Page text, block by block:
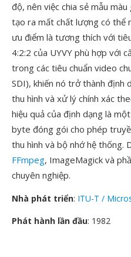
độ, nên việc chia sẻ mẫu
tạo ra mất chất lượng có thể
ưu điểm là tương thích với
4:2:2 của UYVY phù hợp với
trong các tiêu chuẩn video
SDI), khiến nó trở thành định
thu hình và xử lý chính xác
hiệu quả của định dạng là
byte đóng gói cho phép
thu hình và bộ nhớ hệ thống.
FFmpeg, ImageMagick và
chuyên nghiệp.
Nhà phát triển: ITU-T /
Phát hành lần đầu: 1982